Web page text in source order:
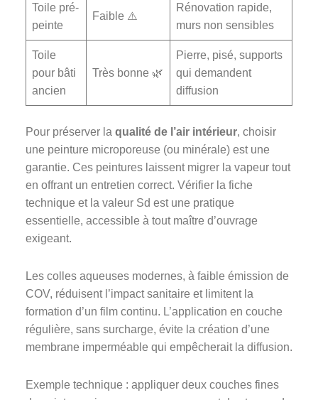
Toile pré-
peinte
Faible ⚠️
Rénovation rapide,
murs non sensibles
Toile
pour bâti
ancien
Très bonne 🌿
Pierre, pisé, supports
qui demandent
diffusion
Pour préserver la qualité de l’air intérieur, choisir
une peinture microporeuse (ou minérale) est une
garantie. Ces peintures laissent migrer la vapeur tout
en offrant un entretien correct. Vérifier la fiche
technique et la valeur Sd est une pratique
essentielle, accessible à tout maître d’ouvrage
exigeant.
Les colles aqueuses modernes, à faible émission de
COV, réduisent l’impact sanitaire et limitent la
formation d’un film continu. L’application en couche
régulière, sans surcharge, évite la création d’une
membrane imperméable qui empêcherait la diffusion.
Exemple technique : appliquer deux couches fines